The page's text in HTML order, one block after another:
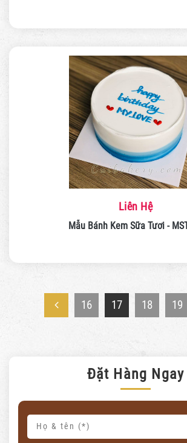
Liên Hệ
Mẫu Bánh Kem Sữa Tươi -
16 17 18 19
Đặt Hàng Ngay